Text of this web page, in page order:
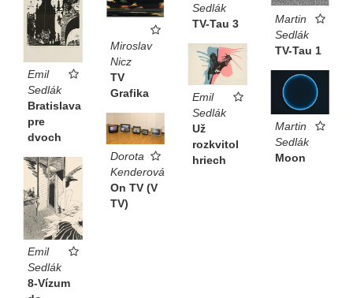
Sedlák
TV-Tau 3
Martin
Sedlák
TV-Tau 1
Miroslav
Nicz
TV
Grafika
Emil
Sedlák
Bratislava
pre
dvoch
Emil
Sedlák
Už
rozkvitol
hriech
Martin
Sedlák
Moon
Dorota
Kenderová
On TV (V
TV)
Emil
Sedlák
8-Vízum